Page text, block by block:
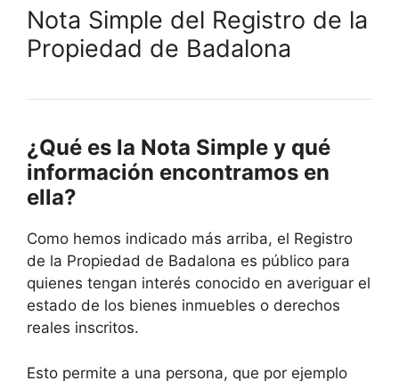
Nota Simple del Registro de la
Propiedad de Badalona
¿Qué es la Nota Simple y qué
información encontramos en
ella?
Como hemos indicado más arriba, el Registro
de la Propiedad de Badalona es público para
quienes tengan interés conocido en averiguar el
estado de los bienes inmuebles o derechos
reales inscritos.
Esto permite a una persona, que por ejemplo